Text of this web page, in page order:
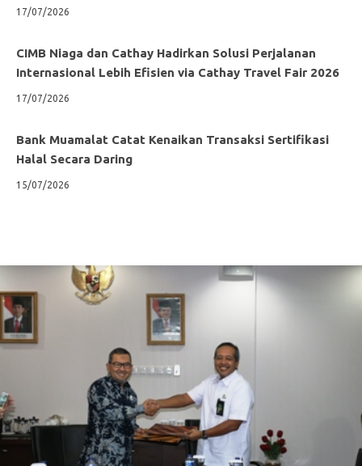
17/07/2026
CIMB Niaga dan Cathay Hadirkan Solusi Perjalanan
Internasional Lebih Efisien via Cathay Travel Fair 2026
17/07/2026
Bank Muamalat Catat Kenaikan Transaksi Sertifikasi
Halal Secara Daring
15/07/2026